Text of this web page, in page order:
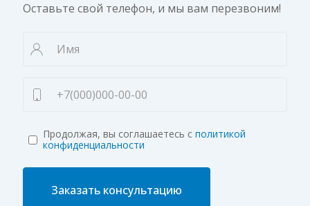
Оставьте свой телефон, и мы вам перезвоним!
Продолжая, вы соглашаетесь с политикой
конфиденциальности
Заказать консультацию